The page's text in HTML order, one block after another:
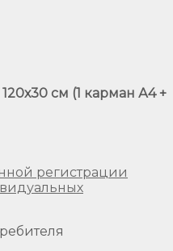
см (1 карман А4 +